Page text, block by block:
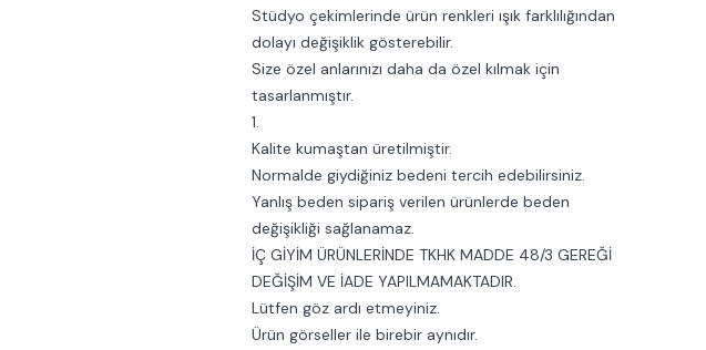
Stüdyo çekimlerinde ürün renkleri ışık farklılığından
dolayı değişiklik gösterebilir.
Size özel anlarınızı daha da özel kılmak için
tasarlanmıştır.
1.
Kalite kumaştan üretilmiştir.
Normalde giydiğiniz bedeni tercih edebilirsiniz.
Yanlış beden sipariş verilen ürünlerde beden
değişikliği sağlanamaz.
İÇ GİYİM ÜRÜNLERİNDE TKHK MADDE 48/3 GEREĞİ
DEĞİŞİM VE İADE YAPILMAMAKTADIR.
Lütfen göz ardı etmeyiniz.
Ürün görseller ile birebir aynıdır.